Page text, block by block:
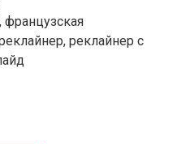
французская
реклайнер с